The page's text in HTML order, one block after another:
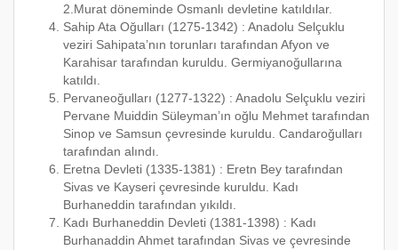
2.Murat döneminde Osmanlı devletine katıldılar.
Sahip Ata Oğulları (1275-1342) : Anadolu Selçuklu
veziri Sahipata’nın torunları tarafından Afyon ve
Karahisar tarafından kuruldu. Germiyanoğullarına
katıldı.
Pervaneoğulları (1277-1322) : Anadolu Selçuklu veziri
Pervane Muiddin Süleyman’ın oğlu Mehmet tarafından
Sinop ve Samsun çevresinde kuruldu. Candaroğulları
tarafından alındı.
Eretna Devleti (1335-1381) : Eretn Bey tarafından
Sivas ve Kayseri çevresinde kuruldu. Kadı
Burhaneddin tarafından yıkıldı.
Kadı Burhaneddin Devleti (1381-1398) : Kadı
Burhanaddin Ahmet tarafından Sivas ve çevresinde